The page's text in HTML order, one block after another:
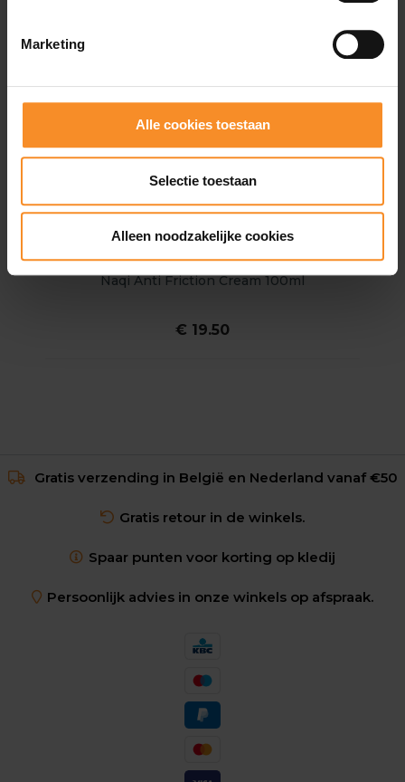
Marketing
Alle cookies toestaan
Selectie toestaan
Alleen noodzakelijke cookies
NAQI
Naqi Anti Friction Cream 100ml
€ 19.50
Gratis verzending in België en Nederland vanaf €50
Gratis retour in de winkels.
Spaar punten voor korting op kledij
Persoonlijk advies in onze winkels op afspraak.